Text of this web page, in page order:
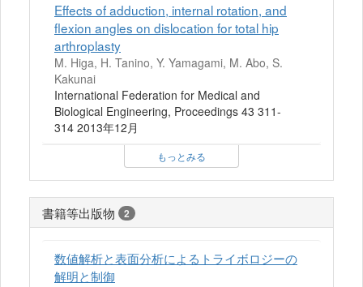
Effects of adduction, internal rotation, and
flexion angles on dislocation for total hip
arthroplasty
M. Higa, H. Tanino, Y. Yamagami, M. Abo, S.
Kakunai
International Federation for Medical and
Biological Engineering, Proceedings 43 311-
314 2013年12月
もっとみる
書籍等出版物 2
数値解析と表面分析によるトライボロジーの
解明と制御